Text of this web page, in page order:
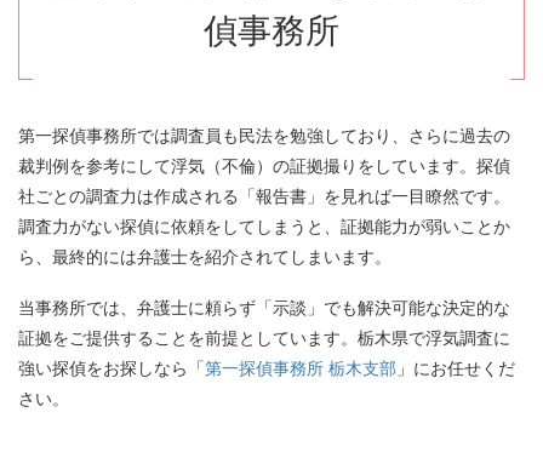
偵事務所
第一探偵事務所では調査員も民法を勉強しており、さらに過去の
裁判例を参考にして浮気（不倫）の証拠撮りをしています。探偵
社ごとの調査力は作成される「報告書」を見れば一目瞭然です。
調査力がない探偵に依頼をしてしまうと、証拠能力が弱いことか
ら、最終的には弁護士を紹介されてしまいます。
当事務所では、弁護士に頼らず「示談」でも解決可能な決定的な
証拠をご提供することを前提としています。栃木県で浮気調査に
強い探偵をお探しなら「第一探偵事務所 栃木支部 」にお任せくだ
さい。